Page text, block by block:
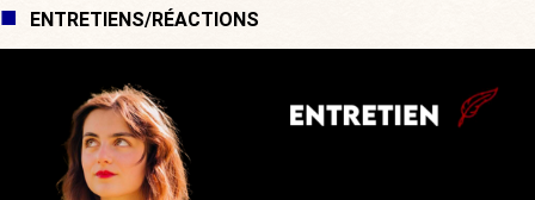
ENTRETIENS/RÉACTIONS